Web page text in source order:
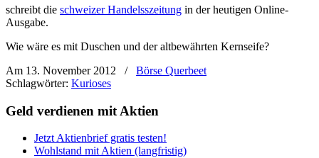
schreibt die schweizer Handelsszeitung in der heutigen Online-
Ausgabe.
Wie wäre es mit Duschen und der altbewährten Kernseife?
Am 13. November 2012
/
Börse Querbeet
Schlagwörter: Kurioses
Geld verdienen mit Aktien
Jetzt Aktienbrief gratis testen!
Wohlstand mit Aktien (langfristig)